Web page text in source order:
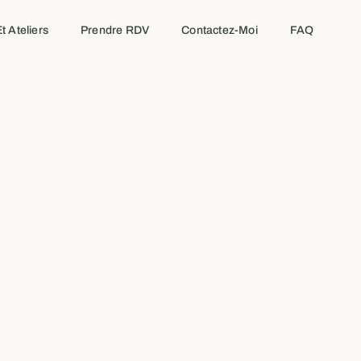
Ateliers Prendre RDV Contactez-Moi FAQ